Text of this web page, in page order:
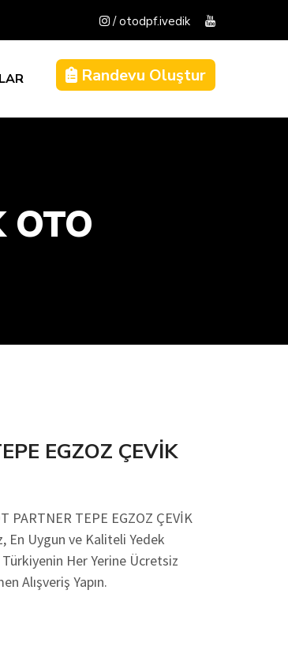
/ otodpf.ivedik
Randevu Oluştur
OTO
EGZOZ ÇEVİK
PARTNER TEPE EGZOZ ÇEVİK
En Uygun ve Kaliteli Yedek
Her Yerine Ücretsiz
Alışveriş Yapın.